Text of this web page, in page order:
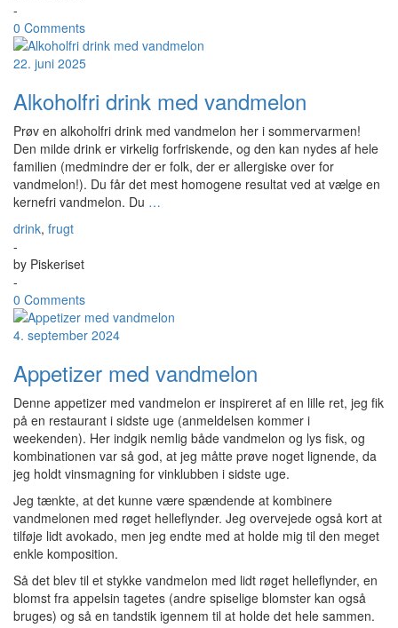
-
0 Comments
22. juni 2025
Alkoholfri drink med vandmelon
Prøv en alkoholfri drink med vandmelon her i sommervarmen!
Den milde drink er virkelig forfriskende, og den kan nydes af hele
familien (medmindre der er folk, der er allergiske over for
vandmelon!). Du får det mest homogene resultat ved at vælge en
kernefri vandmelon. Du …
drink, frugt
-
by Piskeriset
-
0 Comments
4. september 2024
Appetizer med vandmelon
Denne appetizer med vandmelon er inspireret af en lille ret, jeg fik
på en restaurant i sidste uge (anmeldelsen kommer i
weekenden). Her indgik nemlig både vandmelon og lys fisk, og
kombinationen var så god, at jeg måtte prøve noget lignende, da
jeg holdt vinsmagning for vinklubben i sidste uge.
Jeg tænkte, at det kunne være spændende at kombinere
vandmelonen med røget helleflynder. Jeg overvejede også kort at
tilføje lidt avokado, men jeg endte med at holde mig til den meget
enkle komposition.
Så det blev til et stykke vandmelon med lidt røget helleflynder, en
blomst fra appelsin tagetes (andre spiselige blomster kan også
bruges) og så en tandstik igennem til at holde det hele sammen.